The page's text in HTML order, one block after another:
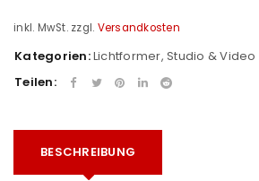
inkl. MwSt. zzgl. Versandkosten
Kategorien:Lichtformer, Studio & Video
Teilen:
BESCHREIBUNG